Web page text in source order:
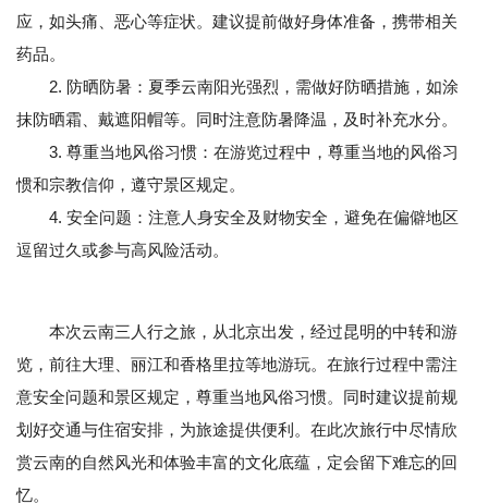
应，如头痛、恶心等症状。建议提前做好身体准备，携带相关
药品。
2. 防晒防暑：夏季云南阳光强烈，需做好防晒措施，如涂
抹防晒霜、戴遮阳帽等。同时注意防暑降温，及时补充水分。
3. 尊重当地风俗习惯：在游览过程中，尊重当地的风俗习
惯和宗教信仰，遵守景区规定。
4. 安全问题：注意人身安全及财物安全，避免在偏僻地区
逗留过久或参与高风险活动。
本次云南三人行之旅，从北京出发，经过昆明的中转和游
览，前往大理、丽江和香格里拉等地游玩。在旅行过程中需注
意安全问题和景区规定，尊重当地风俗习惯。同时建议提前规
划好交通与住宿安排，为旅途提供便利。在此次旅行中尽情欣
赏云南的自然风光和体验丰富的文化底蕴，定会留下难忘的回
忆。